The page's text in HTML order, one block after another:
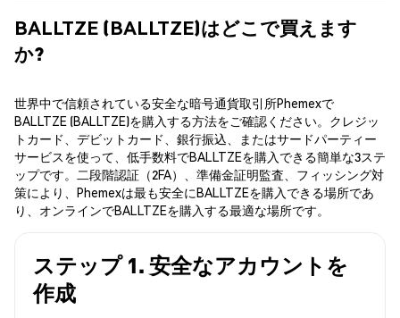
BALLTZE (BALLTZE)はどこで買えます
か?
世界中で信頼されている安全な暗号通貨取引所Phemexで
BALLTZE (BALLTZE)を購入する方法をご確認ください。クレジッ
トカード、デビットカード、銀行振込、またはサードパーティー
サービスを使って、低手数料でBALLTZEを購入できる簡単な3ステ
ップです。二段階認証（2FA）、準備金証明監査、フィッシング対
策により、Phemexは最も安全にBALLTZEを購入できる場所であ
り、オンラインでBALLTZEを購入する最適な場所です。
ステップ 1. 安全なアカウントを
作成